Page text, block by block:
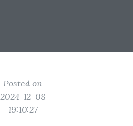
Posted on
2024-12-08
19:10:27